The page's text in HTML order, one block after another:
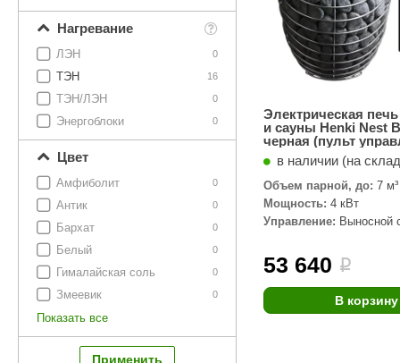
Нагревание
0
ЛЭН
16
ТЭН
0
ТЭН/ЛЭН
0
Энергоблоки
Цвет
0
Амфиболит
0
Антик
0
Бархат
0
Белый
0
Гималайская соль
0
Змеевик
Показать все
Электрическая
и сауны Henki Nest
черная (пульт
Fi в комплекте) 4 кВт
в наличии (на
Объем парной, до: 7 м³
Мощность: 4 кВт
Управление: Выносной
53 640 i
В корзину